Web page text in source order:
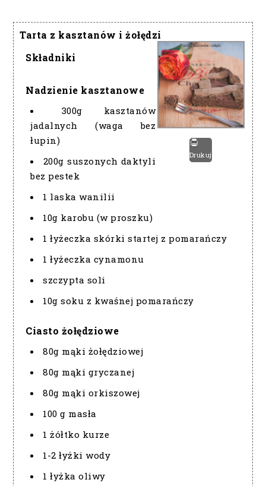
Tarta z kasztanów i żołędzi
Drukuj
Składniki
Nadzienie kasztanowe
300g kasztanów
jadalnych (waga bez
łupin)
200g suszonych daktyli
bez pestek
1 laska wanilii
10g karobu (w proszku)
1 łyżeczka skórki startej z pomarańczy
1 łyżeczka cynamonu
szczypta soli
10g soku z kwaśnej pomarańczy
Ciasto żołędziowe
80g mąki żołędziowej
80g mąki gryczanej
80g mąki orkiszowej
100 g masła
1 żółtko kurze
1-2 łyżki wody
1 łyżka oliwy